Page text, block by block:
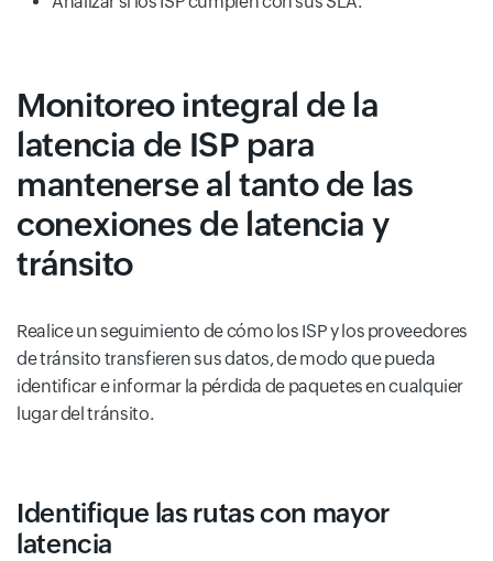
Monitoreo integral de la
latencia de ISP para
mantenerse al tanto de las
conexiones de latencia y
tránsito
Realice un seguimiento de cómo los ISP y los proveedores
de tránsito transfieren sus datos, de modo que pueda
identificar e informar la pérdida de paquetes en cualquier
lugar del tránsito.
Identifique las rutas con mayor
latencia